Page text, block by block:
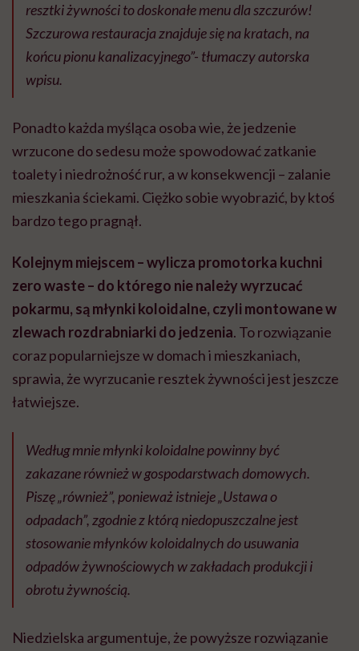
resztki żywności to doskonałe menu dla szczurów!
Szczurowa restauracja znajduje się na kratach, na
końcu pionu kanalizacyjnego”- tłumaczy autorska
wpisu.
Ponadto każda myśląca osoba wie, że jedzenie
wrzucone do sedesu może spowodować zatkanie
toalety i niedrożność rur, a w konsekwencji – zalanie
mieszkania ściekami. Ciężko sobie wyobrazić, by ktoś
bardzo tego pragnął.
Kolejnym miejscem – wylicza promotorka kuchni
zero waste – do którego nie należy wyrzucać
pokarmu, są młynki koloidalne, czyli montowane w
zlewach rozdrabniarki do jedzenia. To rozwiązanie
coraz popularniejsze w domach i mieszkaniach,
sprawia, że wyrzucanie resztek żywności jest jeszcze
łatwiejsze.
Według mnie młynki koloidalne powinny być
zakazane również w gospodarstwach domowych.
Piszę „również”, ponieważ istnieje „Ustawa o
odpadach”, zgodnie z którą niedopuszczalne jest
stosowanie młynków koloidalnych do usuwania
odpadów żywnościowych w zakładach produkcji i
obrotu żywnością.
Niedzielska argumentuje, że powyższe rozwiązanie